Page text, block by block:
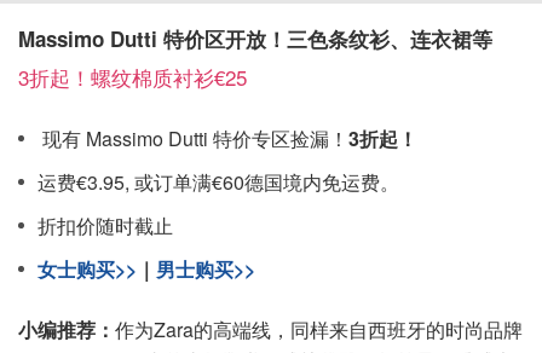
Massimo Dutti 特价区开放！三色条纹衫、连衣裙等
3折起！螺纹棉质衬衫€25
现有 Massimo Dutti 特价专区捡漏！ 3折起！
运费€3.95, 或订单满€60德国境内免运费。
折扣价随时截止
女士购买>> ｜ 男士购买>>
小编推荐： 作为Zara的高端线，同样来自西班牙的时尚品牌